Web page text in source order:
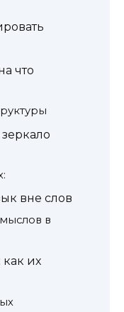
что
вне слов
в
их